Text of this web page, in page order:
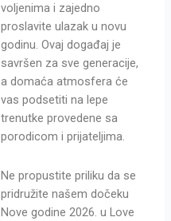
voljenima i zajedno
proslavite ulazak u novu
godinu. Ovaj događaj je
savršen za sve generacije,
a domaća atmosfera će
vas podsetiti na lepe
trenutke provedene sa
porodicom i prijateljima.
Ne propustite priliku da se
pridružite našem dočeku
Nove godine 2026. u Love